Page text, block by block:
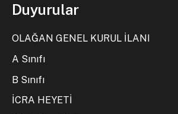
Duyurular
OLAĞAN GENEL KURUL İLANI
A Sınıfı
B Sınıfı
İCRA HEYETİ